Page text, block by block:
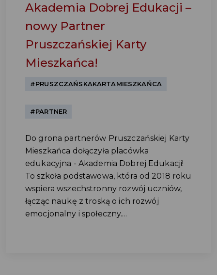
Akademia Dobrej Edukacji –
nowy Partner
Pruszczańskiej Karty
Mieszkańca!
#PRUSZCZAŃSKAKARTAMIESZKAŃCA
#PARTNER
Do grona partnerów Pruszczańskiej Karty
Mieszkańca dołączyła placówka
edukacyjna - Akademia Dobrej Edukacji!
To szkoła podstawowa, która od 2018 roku
wspiera wszechstronny rozwój uczniów,
łącząc naukę z troską o ich rozwój
emocjonalny i społeczny....